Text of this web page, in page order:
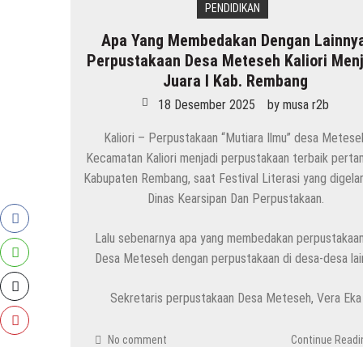
HEADLINE
Inilah 16 Lokasi Sasaran MBG Dari SPPG
7 Agustus 2026 by musa r2b
Gaung Tolak MBG Mencuat, Begini
6 Agustus 2026 bymusa r2b
6 Agustus 2026 bymusa r2b
Masih Buka Atau Tutup ?? Nasib Dapur
PENDIDIKAN
Apa Yang Membedakan Dengan
Perpustakaan Desa Meteseh Kaliori
Juara I Kab. Rembang
18 Desember 2025 bymusa r2b
Kaliori – Perpustakaan “Mutiara Ilmu” desa
Kecamatan Kaliori menjadi perpustakaan terbaik
Kabupaten Rembang, saat Festival Literasi yang
Dinas Kearsipan Dan Perpustakaan.
Lalu sebenarnya apa yang membedakan
Desa Meteseh dengan perpustakaan di desa-desa
Sekretaris perpustakaan Desa Meteseh, Vera Eka
No comment Continue